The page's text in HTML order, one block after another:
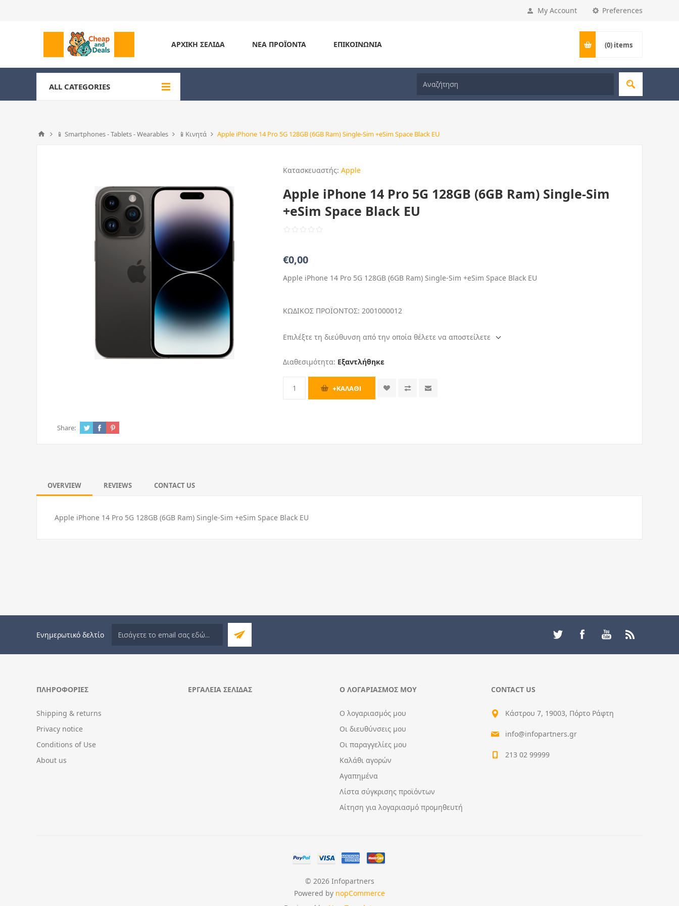
Preferences
My Account
ΑΡΧΙΚΉ ΣΕΛΊΔΑ ΝΈΑ ΠΡΟΪΌΝΤΑ ΕΠΙΚΟΙΝΩΝΊΑ (0) items
ALL CATEGORIES
📱 Smartphones - Tablets - Wearables 📱Κινητά Apple iPhone 14 Pro 5G 128GB (6GB Ram) Single-Sim +eSim Space Black EU
Κατασκευαστής: Apple
Apple iPhone 14 Pro 5G 128GB (6GB Ram) Single-Sim
+eSim Space Black EU
€0,00
Apple iPhone 14 Pro 5G 128GB (6GB Ram) Single-Sim +eSim Space Black EU
ΚΩΔΙΚΟΣ ΠΡΟΪΟΝΤΟΣ: 2001000012
Επιλέξτε τη διεύθυνση από την οποία θέλετε να αποστείλετε
Διαθεσιμότητα: Εξαντλήθηκε
Share:
OVERVIEW REVIEWS CONTACT US
Apple iPhone 14 Pro 5G 128GB (6GB Ram) Single-Sim +eSim Space Black EU
Ενημερωτικό δελτίο
ΠΛΗΡΟΦΟΡΊΕΣ
Shipping & returns
Privacy notice
Conditions of Use
About us
ΕΡΓΑΛΕΊΑ ΣΕΛΊΔΑΣ Ο ΛΟΓΑΡΙΑΣΜΌΣ ΜΟΥ
Ο λογαριασμός μου
Οι διευθύνσεις μου
Οι παραγγελίες μου
Καλάθι αγορών
Αγαπημένα
Λίστα σύγκρισης προϊόντων
Αίτηση για λογαριασμό προμηθευτή
CONTACT US
Κάστρου 7, 19003, Πόρτο Ράφτη
info@infopartners.gr
213 02 99999
© 2026 Infopartners
Powered by nopCommerce